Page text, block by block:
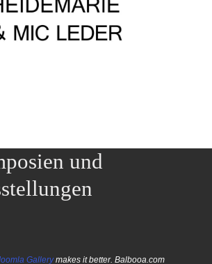
und
Gallerymakes it better. Balbooa.com